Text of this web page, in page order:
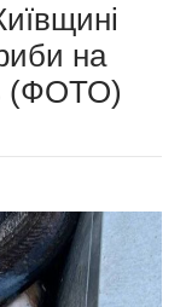
на
(ФОТО)